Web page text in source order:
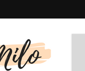
разпознаете